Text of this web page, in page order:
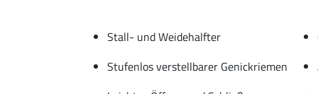
Stall- und Weidehalfter
Stufenlos verstellbarer Genickriemen